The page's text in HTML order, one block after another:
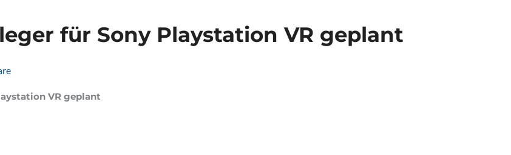
für Sony Playstation VR geplant
VR geplant